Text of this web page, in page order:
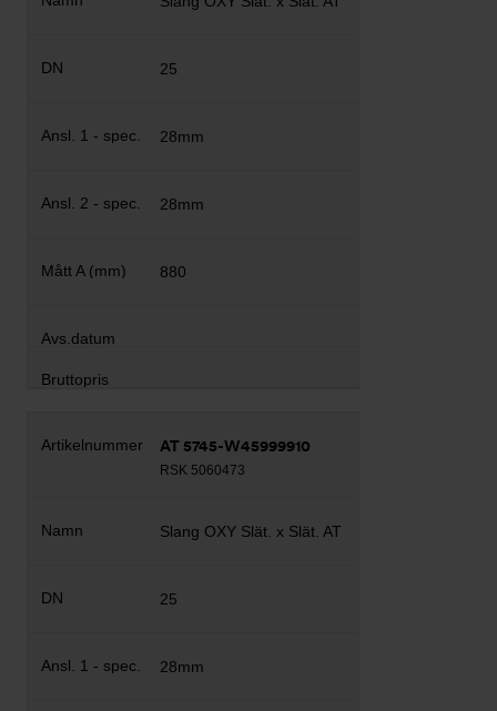
25
28mm
28mm
880
AT 5745-W45999910
RSK 5060473
Slang OXY Slät. x Slät. AT
25
28mm